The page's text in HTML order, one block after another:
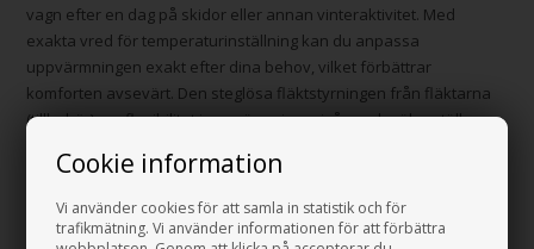
Cookie information
Vi använder cookies för att samla in statistik och för
trafikmätning. Vi använder informationen för att förbättra
vagn efter en dag på skidor eller annan vinteraktivitet. Med
exakta vred för temperaturinställning kan du anpassa
uppvärmningen exakt efter dina behov, vilket förbättrar
komforten avsevärt. Den steglösa fläktstyrningen från fläktarna
(tillbehör) ger flexibilitet i uppvärmningsnivåer och säkerställer
eller kraftig uppvärmning. Den effektiva bränsleförbrukningen
från 60 g/h håller de löpande kostnaderna nere och gör det
ekonomiskt hållbart att bo i fordonet. Den platsbesparande